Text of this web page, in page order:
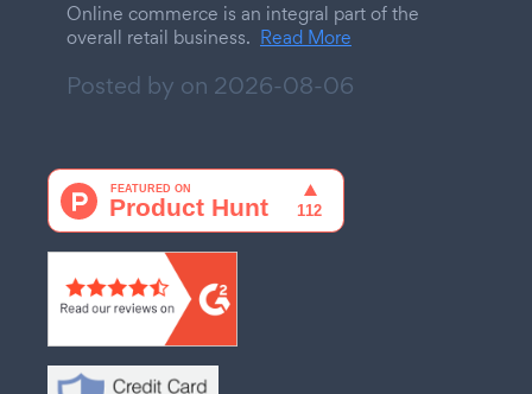
Online commerce is an integral part of the
overall retail business. Read More
Posted by on 2026-08-06